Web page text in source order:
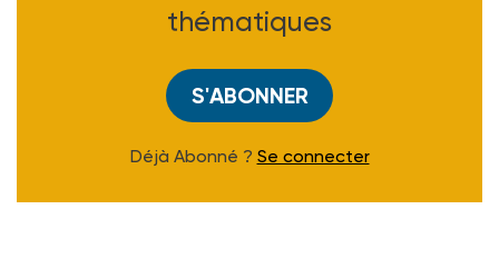
thématiques
S'ABONNER
Déjà Abonné ? Se connecter